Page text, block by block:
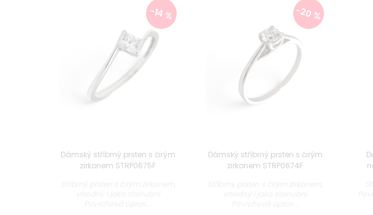
-14 %
Dámský stříbrný prsten s čirým
zirkonem STRP0675F
-20 %
Dámský stříbrný prsten s čirým
zirkonem STRP0674F